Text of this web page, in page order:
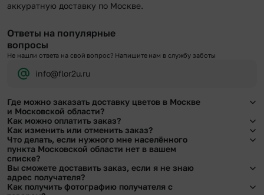
аккуратную доставку по Москве.
Ответы на популярные
вопросы
Не нашли ответа на свой вопрос? Напишите нам в службу заботы
info@flor2u.ru
Где можно заказать доставку цветов в Москве
и Московской области?
Оформить доставку цветов можно в нашем приложении, на сайте flor2u.ru, по
телефону горячей линии или в чате.
Как можно оплатить заказ?
Мы предусмотрели все возможные варианты оплаты:
Наличными.
Банковскими картами Visa, MasterCard, МИР, сбп
Картами рассрочки Халва, Совесть и Свобода.
Через Yandex Pay, UnionPay,
Через Робокасса.
Как изменить или отменить заказ?
Чтобы внести изменения, выбрать другой букет или добавить подарок
свяжитесь с нашими менеджерами по телефонам горячей линии или в чате,
они помогут решить любой вопрос.
Что делать, если нужного мне населённого
пункта Московской области нет в вашем
списке?
Свяжитесь с нашими менеджерами по телефонам горячей линии или в чате.
Мы обязательно найдем выход из ситуации.
Вы сможете доставить заказ, если я не знаю
адрес получателя?
Как получить фотографию получателя с